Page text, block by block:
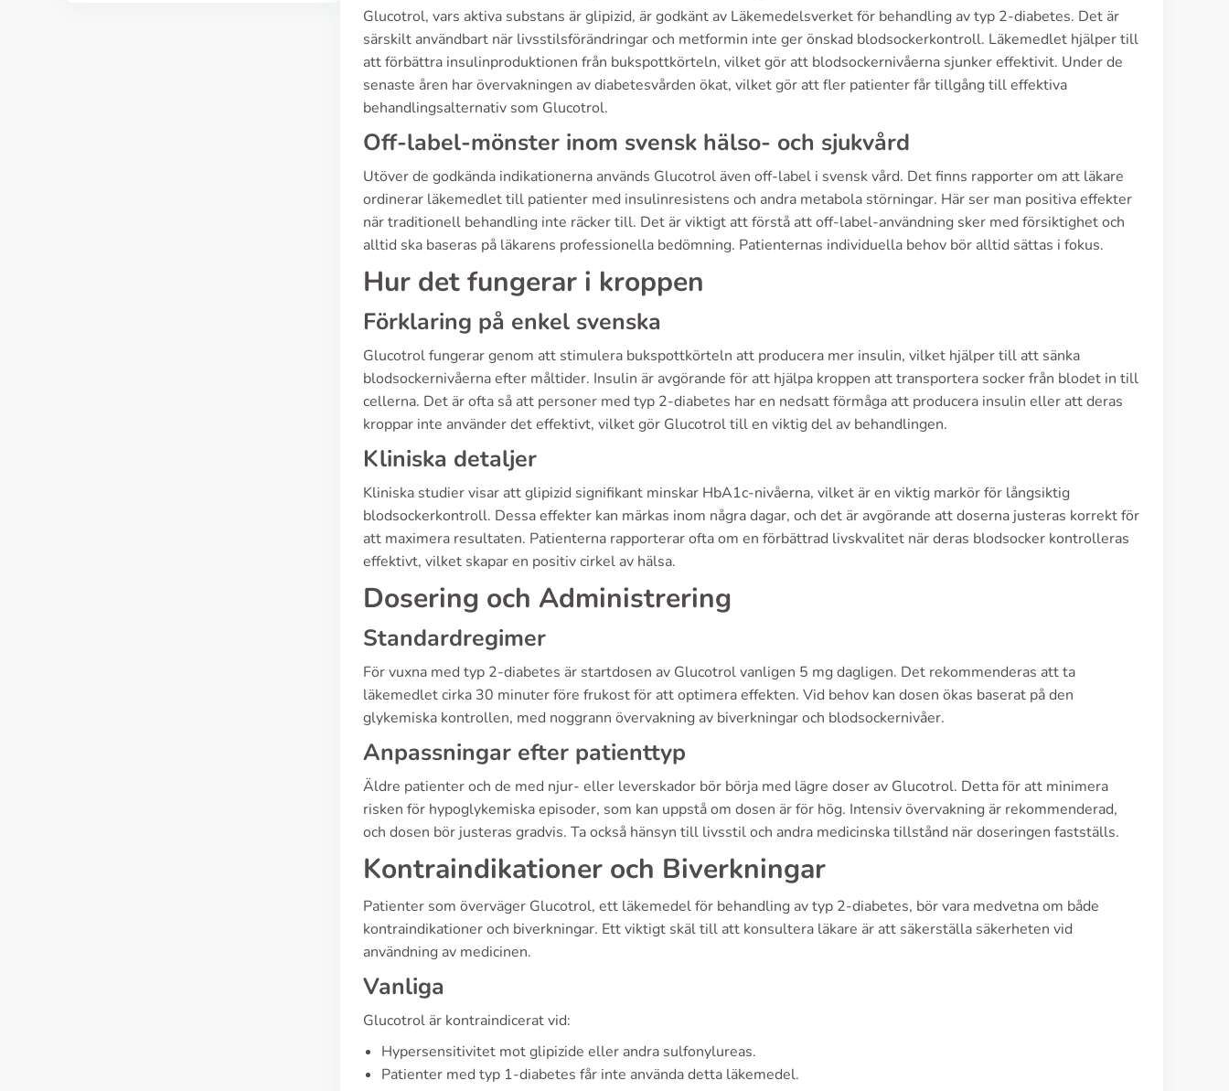
Glucotrol, vars aktiva substans är glipizid, är godkänt av Läkemedelsverket för behandling av typ 2-diabetes. Det är
särskilt användbart när livsstilsförändringar och metformin inte ger önskad blodsockerkontroll. Läkemedlet hjälper till
att förbättra insulinproduktionen från bukspottkörteln, vilket gör att blodsockernivåerna sjunker effektivit. Under de
senaste åren har övervakningen av diabetesvården ökat, vilket gör att fler patienter får tillgång till effektiva
behandlingsalternativ som Glucotrol.
Off-label-mönster inom svensk hälso- och sjukvård
Utöver de godkända indikationerna används Glucotrol även off-label i svensk vård. Det finns rapporter om att läkare
ordinerar läkemedlet till patienter med insulinresistens och andra metabola störningar. Här ser man positiva effekter
när traditionell behandling inte räcker till. Det är viktigt att förstå att off-label-användning sker med försiktighet och
alltid ska baseras på läkarens professionella bedömning. Patienternas individuella behov bör alltid sättas i fokus.
Hur det fungerar i kroppen
Förklaring på enkel svenska
Glucotrol fungerar genom att stimulera bukspottkörteln att producera mer insulin, vilket hjälper till att sänka
blodsockernivåerna efter måltider. Insulin är avgörande för att hjälpa kroppen att transportera socker från blodet in till
cellerna. Det är ofta så att personer med typ 2-diabetes har en nedsatt förmåga att producera insulin eller att deras
kroppar inte använder det effektivt, vilket gör Glucotrol till en viktig del av behandlingen.
Kliniska detaljer
Kliniska studier visar att glipizid signifikant minskar HbA1c-nivåerna, vilket är en viktig markör för långsiktig
blodsockerkontroll. Dessa effekter kan märkas inom några dagar, och det är avgörande att doserna justeras korrekt för
att maximera resultaten. Patienterna rapporterar ofta om en förbättrad livskvalitet när deras blodsocker kontrolleras
effektivt, vilket skapar en positiv cirkel av hälsa.
Dosering och Administrering
Standardregimer
För vuxna med typ 2-diabetes är startdosen av Glucotrol vanligen 5 mg dagligen. Det rekommenderas att ta
läkemedlet cirka 30 minuter före frukost för att optimera effekten. Vid behov kan dosen ökas baserat på den
glykemiska kontrollen, med noggrann övervakning av biverkningar och blodsockernivåer.
Anpassningar efter patienttyp
Äldre patienter och de med njur- eller leverskador bör börja med lägre doser av Glucotrol. Detta för att minimera
risken för hypoglykemiska episoder, som kan uppstå om dosen är för hög. Intensiv övervakning är rekommenderad,
och dosen bör justeras gradvis. Ta också hänsyn till livsstil och andra medicinska tillstånd när doseringen fastställs.
Kontraindikationer och Biverkningar
Patienter som överväger Glucotrol, ett läkemedel för behandling av typ 2-diabetes, bör vara medvetna om både
kontraindikationer och biverkningar. Ett viktigt skäl till att konsultera läkare är att säkerställa säkerheten vid
användning av medicinen.
Vanliga
Glucotrol är kontraindicerat vid:
Hypersensitivitet mot glipizide eller andra sulfonylureas.
Patienter med typ 1-diabetes får inte använda detta läkemedel.